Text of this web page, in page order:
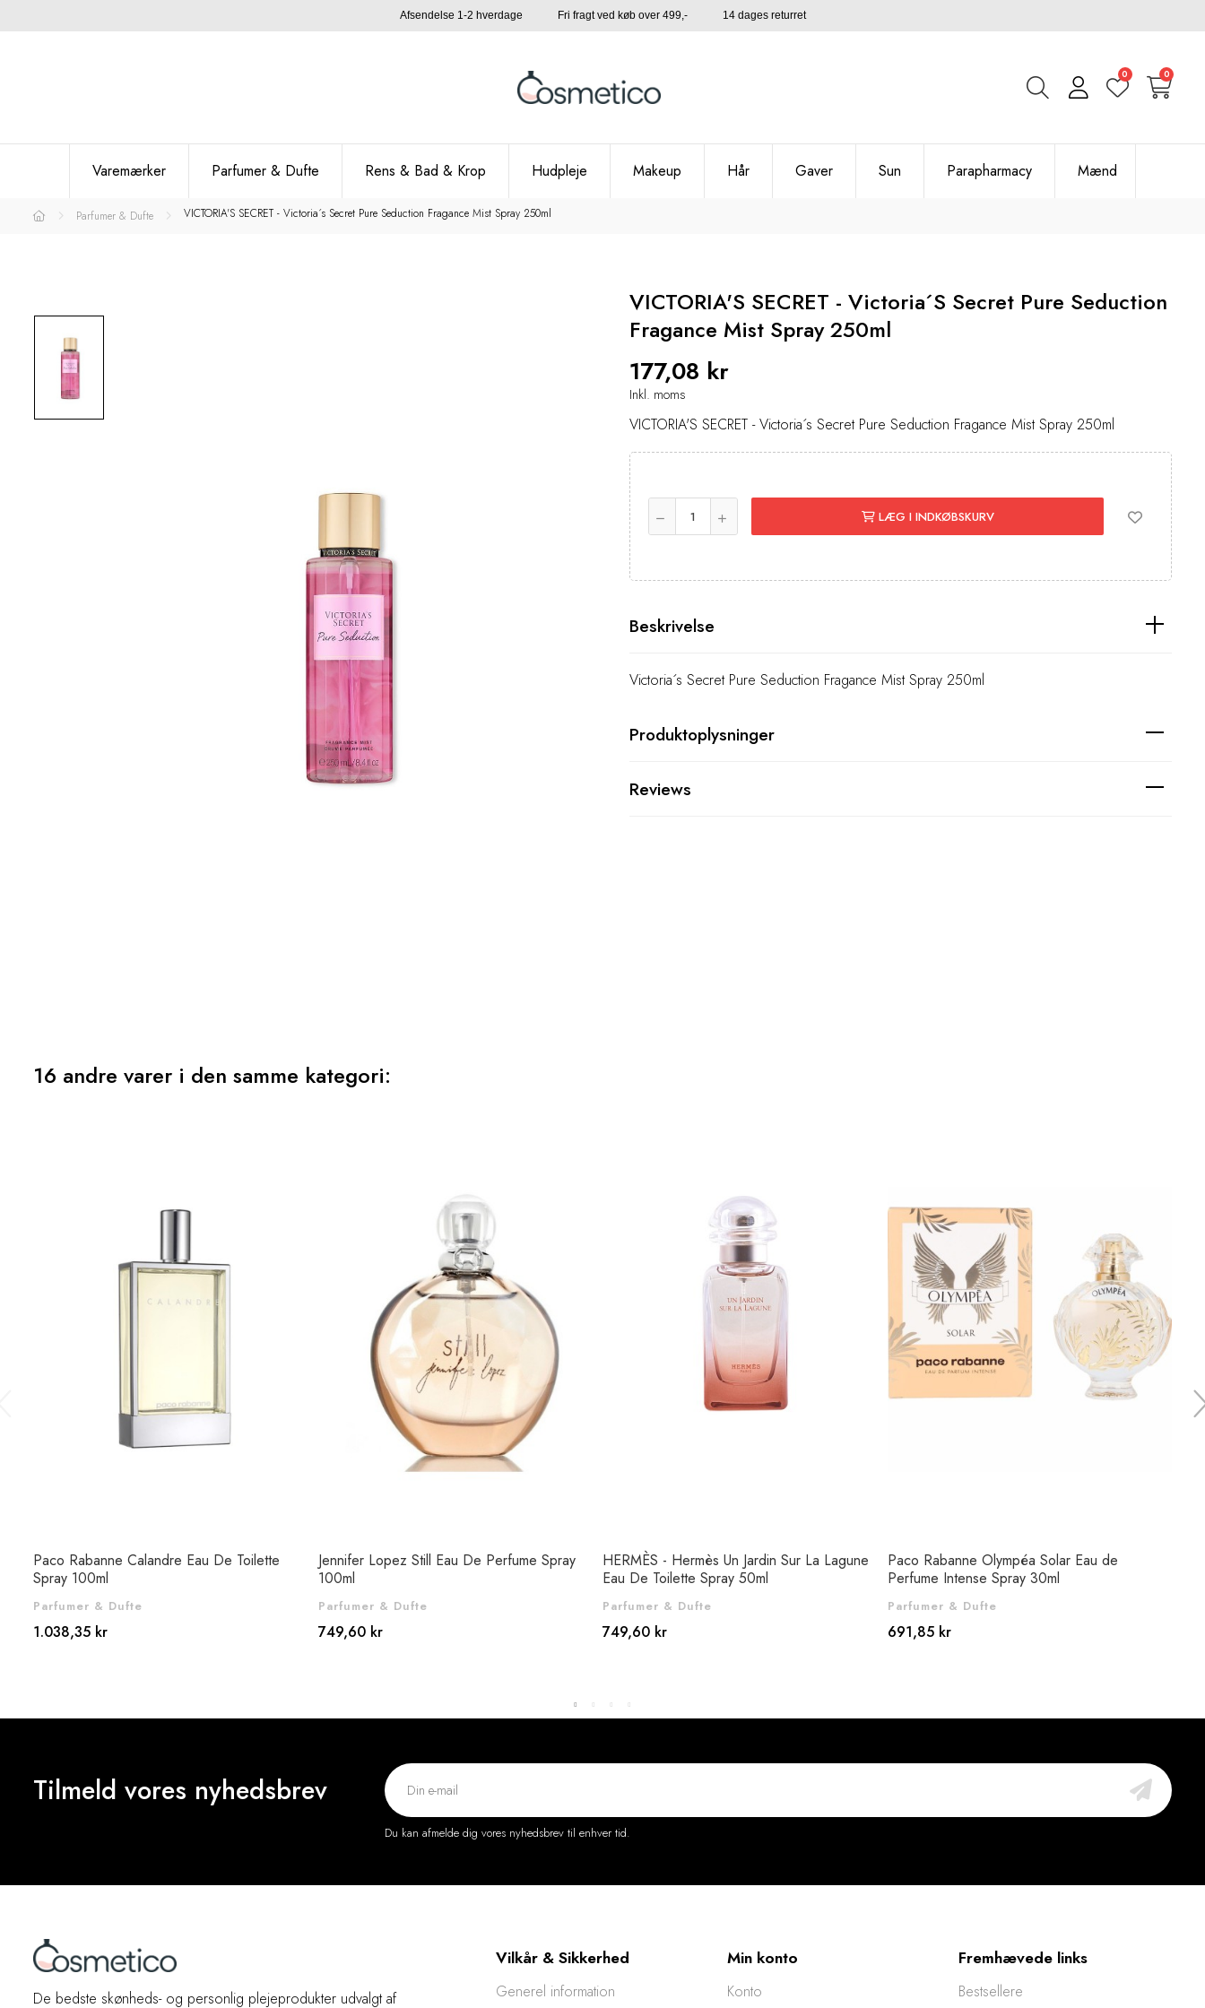
Afsendelse 1-2 hverdage Fri fragt ved køb over 499,- 14 dages returret
0 0
Varemærker Parfumer & Dufte Rens & Bad & Krop Hudpleje Makeup Hår Gaver Sun Parapharmacy Mænd
Parfumer & Dufte VICTORIA'S SECRET - Victoria´s Secret Pure Seduction Fragance Mist Spray 250ml
VICTORIA'S SECRET - Victoria´s Secret Pure Seduction
Fragance Mist Spray 250ml
177,08 kr
Inkl. moms
VICTORIA'S SECRET - Victoria´s Secret Pure Seduction Fragance Mist Spray 250ml
LÆG I INDKØBSKURV
Beskrivelse
Victoria´s Secret Pure Seduction Fragance Mist Spray 250ml
Produktoplysninger
Reviews
16 andre varer i den samme kategori:
Paco Rabanne Calandre Eau De Toilette
Spray 100ml
Parfumer & Dufte
1.038,35 kr
Jennifer Lopez Still Eau De Perfume Spray
100ml
Parfumer & Dufte
749,60 kr
HERMÈS - Hermès Un Jardin Sur La Lagune
Eau De Toilette Spray 50ml
Parfumer & Dufte
749,60 kr
Paco Rabanne Olympéa Solar Eau de
Perfume Intense Spray 30ml
Parfumer & Dufte
691,85 kr
Tilmeld vores nyhedsbrev
Du kan afmelde dig vores nyhedsbrev til enhver tid.
De bedste skønheds- og personlig plejeprodukter udvalgt af
Vilkår & Sikkerhed
Generel information
Min konto
Konto
Fremhævede links
Bestsellere